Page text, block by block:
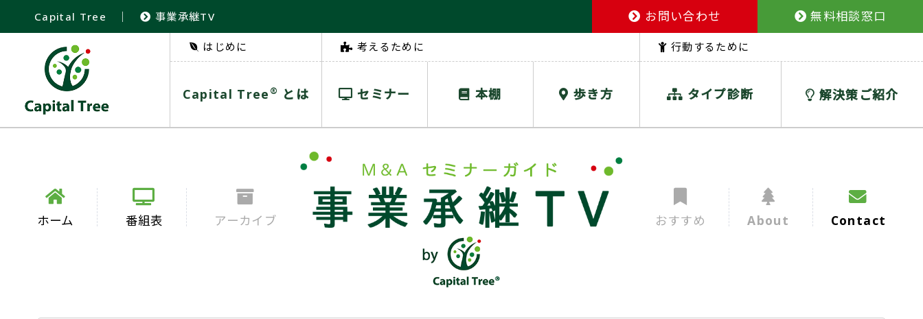
Capital Tree ｜ 事業承継TV お問い合わせ 無料相談窓口
はじめに
Capital Tree ® とは
考えるために
セミナー 本棚 歩き方
行動するために
タイプ診断 解決策ご紹介
ホーム 番組表 アーカイブ おすすめ About Contact